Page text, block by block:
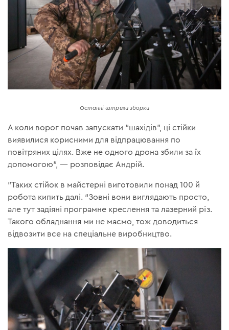
Останні штрихи зборки
А коли ворог почав запускати “шахідів”, ці стійки
виявилися корисними для відпрацювання по
повітряних цілях. Вже не одного дрона збили за їх
допомогою”, — розповідає Андрій.
"Таких стійок в майстерні виготовили понад 100 й
робота кипить далі. “Зовні вони виглядають просто,
але тут задіяні програмне креслення та лазерний різ.
Такого обладнання ми не маємо, тож доводиться
відвозити все на спеціальне виробництво.